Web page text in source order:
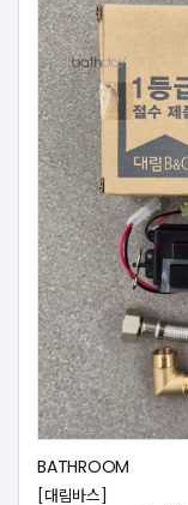
BATHROOM
[대림바스]